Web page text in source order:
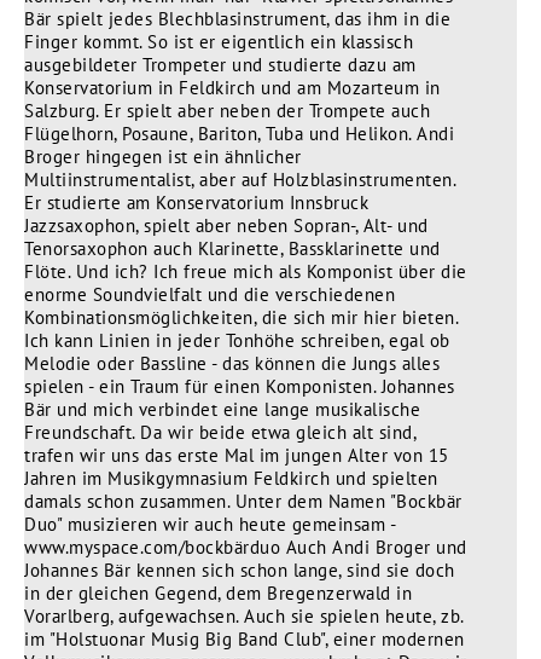
Bär spielt jedes Blechblasinstrument, das ihm in die
Finger kommt. So ist er eigentlich ein klassisch
ausgebildeter Trompeter und studierte dazu am
Konservatorium in Feldkirch und am Mozarteum in
Salzburg. Er spielt aber neben der Trompete auch
Flügelhorn, Posaune, Bariton, Tuba und Helikon. Andi
Broger hingegen ist ein ähnlicher
Multiinstrumentalist, aber auf Holzblasinstrumenten.
Er studierte am Konservatorium Innsbruck
Jazzsaxophon, spielt aber neben Sopran-, Alt- und
Tenorsaxophon auch Klarinette, Bassklarinette und
Flöte. Und ich? Ich freue mich als Komponist über die
enorme Soundvielfalt und die verschiedenen
Kombinationsmöglichkeiten, die sich mir hier bieten.
Ich kann Linien in jeder Tonhöhe schreiben, egal ob
Melodie oder Bassline - das können die Jungs alles
spielen - ein Traum für einen Komponisten. Johannes
Bär und mich verbindet eine lange musikalische
Freundschaft. Da wir beide etwa gleich alt sind,
trafen wir uns das erste Mal im jungen Alter von 15
Jahren im Musikgymnasium Feldkirch und spielten
damals schon zusammen. Unter dem Namen "Bockbär
Duo" musizieren wir auch heute gemeinsam -
www.myspace.com/bockbärduo Auch Andi Broger und
Johannes Bär kennen sich schon lange, sind sie doch
in der gleichen Gegend, dem Bregenzerwald in
Vorarlberg, aufgewachsen. Auch sie spielen heute, zb.
im "Holstuonar Musig Big Band Club", einer modernen